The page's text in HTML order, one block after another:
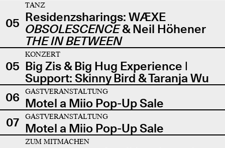
05
TANZ
Residenzsharings: WÆXE
OBSOLESCENCE& Neil Höhener
THE IN BETWEEN
05
KONZERT
Big Zis & Big Hug Experience |
Support: Skinny Bird & Taranja Wu
06
GASTVERANSTALTUNG
Motel a Miio Pop-Up Sale
07
GASTVERANSTALTUNG
Motel a Miio Pop-Up Sale
ZUM MITMACHEN